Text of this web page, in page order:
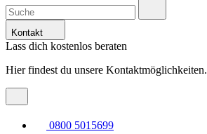
Kontakt
Lass dich kostenlos beraten
Hier findest du unsere Kontaktmöglichkeiten.
0800 5015699